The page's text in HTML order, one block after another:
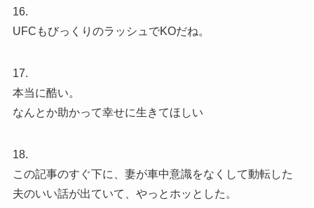
16.
UFCもびっくりのラッシュでKOだね。
17.
本当に酷い。
なんとか助かって幸せに生きてほしい
18.
この記事のすぐ下に、妻が車中意識をなくして動転した
夫のいい話が出ていて、やっとホッとした。